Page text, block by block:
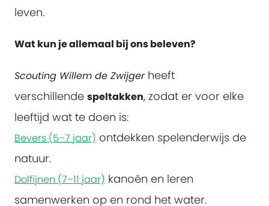
leven.
Wat kun je allemaal bij ons beleven?
Scouting Willem de Zwijgerheeft
verschillende speltakken, zodat er voor elke
leeftijd wat te doen is:
Bevers (5–7 jaar) ontdekken spelenderwijs de
natuur.
Dolfijnen (7–11 jaar) kanoën en leren
samenwerken op en rond het water.